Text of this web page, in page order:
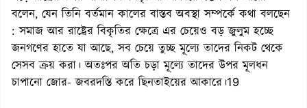
বলেন, যেন তিনি বর্তমান কালের বাস্তব অবস্থা সম্পর্কে কথা বলছেন
: সমাজ আর রাষ্ট্রের বিকৃতির ক্ষেত্রে এর চেয়েও বড় জুলুম হচ্ছে
জনগণের হাতে যা আছে, সব চেয়ে তুচ্ছ মূল্যে তাদের নিকট থেকে
সেসব ক্রয় করা। অতঃপর অতি চড়া মূল্যে তাদের উপর মূলধন
চাপানো জোর- জবরদস্তি করে ছিনতাইয়ের আকারে।19